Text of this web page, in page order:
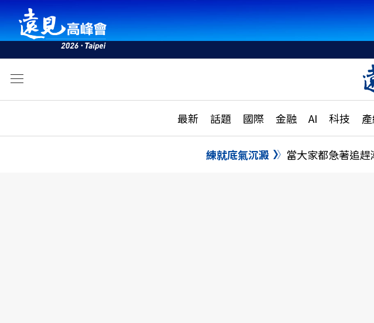
最新 話題 國際 金融 AI 科技
活動
話題
國際
練就底氣沉澱 當大家都急著追